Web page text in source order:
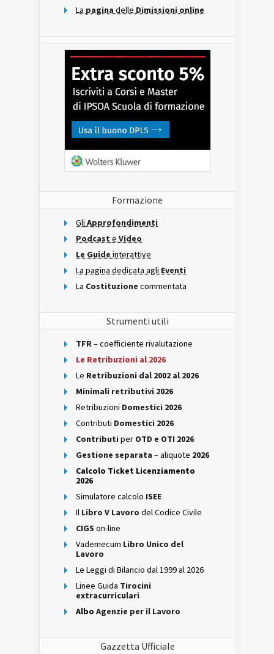
La pagina delle Dimissioni online
Formazione
Gli Approfondimenti
Podcast e Video
Le Guide interattive
La pagina dedicata agli Eventi
La Costituzione commentata
Strumenti utili
TFR– coefficiente rivalutazione
Le Retribuzioni al 2026
Le Retribuzioni dal 2002 al 2026
Minimali retributivi 2026
Retribuzioni Domestici 2026
Contributi Domestici 2026
Contributi per OTD e OTI 2026
Gestione separata – aliquote 2026
Calcolo Ticket Licenziamento
2026
Simulatore calcolo ISEE
Il Libro V Lavoro del Codice Civile
CIGS on-line
Vademecum Libro Unico del
Lavoro
Le Leggi di Bilancio dal 1999 al 2026
Linee Guida Tirocini
extracurriculari
Albo Agenzie per il Lavoro
Gazzetta Ufficiale